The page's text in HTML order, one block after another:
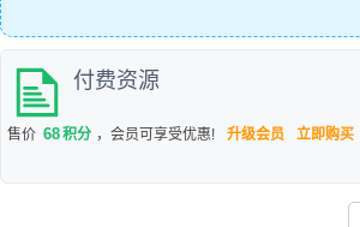
付费资源
售价 68积分 ，会员可享受优惠! 升级会员 立即购买